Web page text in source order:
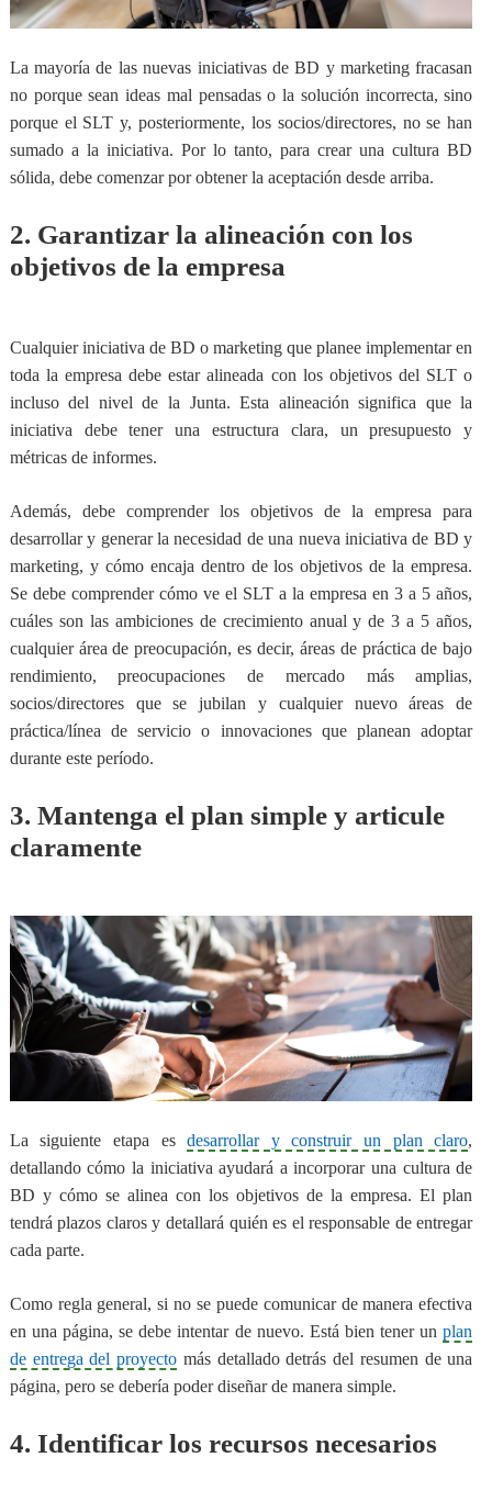
La mayoría de las nuevas iniciativas de BD y marketing fracasan
no porque sean ideas mal pensadas o la solución incorrecta, sino
porque el SLT y, posteriormente, los socios/directores, no se han
sumado a la iniciativa. Por lo tanto, para crear una cultura BD
sólida, debe comenzar por obtener la aceptación desde arriba.
2. Garantizar la alineación con los
objetivos de la empresa
Cualquier iniciativa de BD o marketing que planee implementar en
toda la empresa debe estar alineada con los objetivos del SLT o
incluso del nivel de la Junta. Esta alineación significa que la
iniciativa debe tener una estructura clara, un presupuesto y
métricas de informes.
Además, debe comprender los objetivos de la empresa para
desarrollar y generar la necesidad de una nueva iniciativa de BD y
marketing, y cómo encaja dentro de los objetivos de la empresa.
Se debe comprender cómo ve el SLT a la empresa en 3 a 5 años,
cuáles son las ambiciones de crecimiento anual y de 3 a 5 años,
cualquier área de preocupación, es decir, áreas de práctica de bajo
rendimiento, preocupaciones de mercado más amplias,
socios/directores que se jubilan y cualquier nuevo áreas de
práctica/línea de servicio o innovaciones que planean adoptar
durante este período.
3. Mantenga el plan simple y articule
claramente
La siguiente etapa esdesarrollar y construir un plan claro,
detallando cómo la iniciativa ayudará a incorporar una cultura de
BD y cómo se alinea con los objetivos de la empresa. El plan
tendrá plazos claros y detallará quién es el responsable de entregar
cada parte.
Como regla general, si no se puede comunicar de manera efectiva
en una página, se debe intentar de nuevo. Está bien tener unplan
de entrega del proyecto más detallado detrás del resumen de una
página, pero se debería poder diseñar de manera simple.
4. Identificar los recursos necesarios